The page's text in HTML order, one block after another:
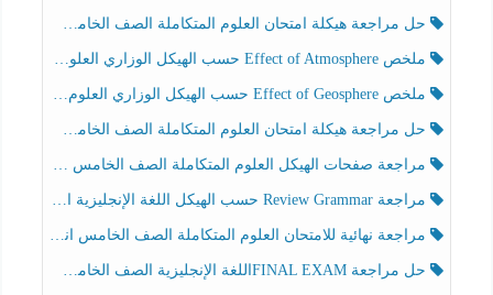
حل مراجعة هيكلة امتحان العلوم المتكاملة الصف الخامس انسبير الفصل الثالث
ملخص Effect of Atmosphere حسب الهيكل الوزاري العلوم المتكاملة الصف الخامس انسبير الفصل الثالث
ملخص Effect of Geosphere حسب الهيكل الوزاري العلوم المتكاملة الصف الخامس انسبير الفصل الثالث
حل مراجعة هيكلة امتحان العلوم المتكاملة الصف الخامس عام الفصل الثالث
مراجعة صفحات الهيكل العلوم المتكاملة الصف الخامس انسبير الفصل الثالث
مراجعة Review Grammar حسب الهيكل اللغة الإنجليزية الصف الخامس الفصل الثالث
مراجعة نهائية للامتحان العلوم المتكاملة الصف الخامس انسبير الفصل الثالث
حل مراجعة FINAL EXAMاللغة الإنجليزية الصف الخامس الفصل الثالث